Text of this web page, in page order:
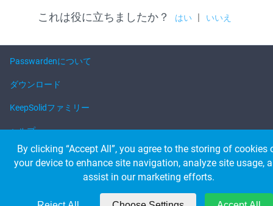
これは役に立ちましたか？ はい | いいえ
Passwardenについて
ダウンロード
KeepSolidファミリー
ヘルプ
© 2026 KeepSolid Inc. 無断複製禁止。
すべての製品名・ロゴ・ブランドの所有権は、該当する所有者に帰属しま
す。
米国 347 5th Ave Suite 1402-419 ニューヨーク NY, 10016
By clicking “Accept All”, you agree to the storing of cookies
your device to enhance site navigation, analyze site usage,
assist in our marketing efforts.